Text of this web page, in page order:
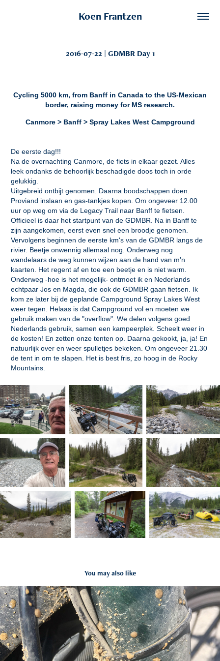
Koen Frantzen
2016-07-22 | GDMBR Day 1
Cycling 5000 km, from Banff in Canada to the US-Mexican
border, raising money for MS research.
Canmore > Banff > Spray Lakes West Campground
De eerste dag!!!
Na de overnachting Canmore, de fiets in elkaar gezet. Alles
leek ondanks de behoorlijk beschadigde doos toch in orde
gelukkig.
Uitgebreid ontbijt genomen. Daarna boodschappen doen.
Proviand inslaan en gas-tankjes kopen. Om ongeveer 12.00
uur op weg om via de Legacy Trail naar Banff te fietsen.
Officieel is daar het startpunt van de GDMBR. Na in Banff te
zijn aangekomen, eerst even snel een broodje genomen.
Vervolgens beginnen de eerste km's van de GDMBR langs de
rivier. Beetje onwennig allemaal nog. Onderweg nog
wandelaars de weg kunnen wijzen aan de hand van m'n
kaarten. Het regent af en toe een beetje en is niet warm.
Onderweg -hoe is het mogelijk- ontmoet ik en Nederlands
echtpaar Jos en Magda, die ook de GDMBR gaan fietsen. Ik
kom ze later bij de geplande Campground Spray Lakes West
weer tegen. Helaas is dat Campground vol en moeten we
gebruik maken van de "overflow". We delen volgens goed
Nederlands gebruik, samen een kampeerplek. Scheelt weer in
de kosten! En zetten onze tenten op. Daarna gekookt, ja, ja! En
natuurlijk over en weer spulletjes bekeken. Om ongeveer 21.30
de tent in om te slapen. Het is best fris, zo hoog in de Rocky
Mountains.
You may also like